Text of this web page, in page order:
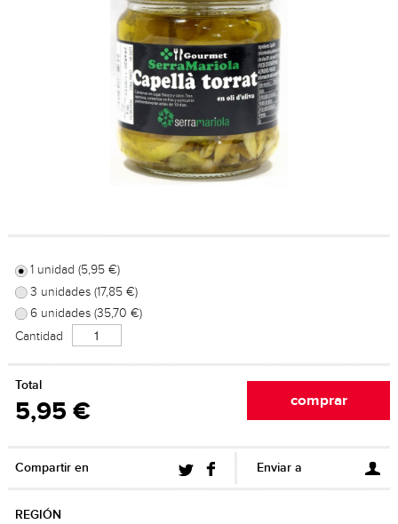
1 unidad (5,95 €)
3 unidades (17,85 €)
6 unidades (35,70 €)
Cantidad
Total
5,95 €
Compartir en Enviar a
REGIÓN